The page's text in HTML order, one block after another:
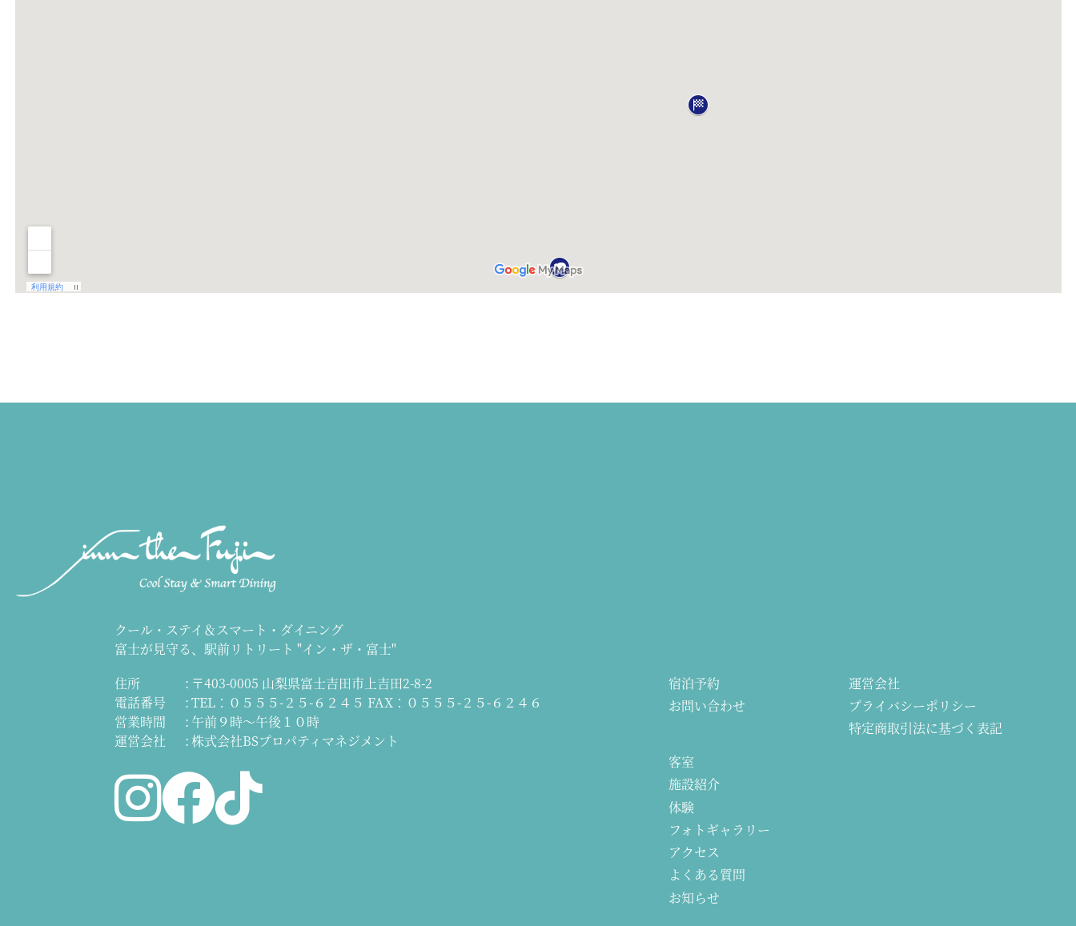
クール・ステイ＆スマート・ダイニング
富士が見守る、駅前リトリート "イン・ザ・富士"
住所
〒403-0005 山梨県富士吉田市上吉田2-8-2
電話番号
TEL：０５５５-２５-６２４５ FAX：０５５５-２５-６２４６
営業時間
午前９時～午後１０時
運営会社
株式会社BSプロパティマネジメント
宿泊予約
お問い合わせ
客室
施設紹介
体験
フォトギャラリー
アクセス
よくある質問
お知らせ
運営会社
プライバシーポリシー
特定商取引法に基づく表記